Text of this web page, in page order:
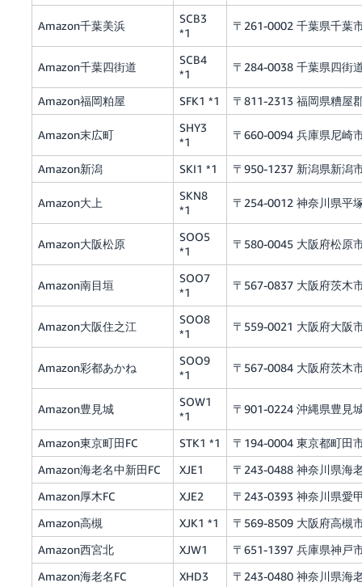
Amazon千葉美浜
SCB3
*1
〒261-0002 千葉県千葉
Amazon千葉四街道
SCB4
*1
〒284-0038 千葉県四街
Amazon福岡粕屋 SFK1 *1 〒811-2313 福岡県糟屋
Amazon末広町
SHY3
*1
〒660-0094 兵庫県尼崎
Amazon新潟 SKI1 *1 〒950-1237 新潟県新潟
Amazon大上
SKN8
*1
〒254-0012 神奈川県平
Amazon大阪松原
SOO5
*1
〒580-0045 大阪府松原
Amazon南目垣
SOO7
*1
〒567-0837 大阪府茨木
Amazon大阪住之江
SOO8
*1
〒559-0021 大阪府大阪
Amazon彩都あかね
SOO9
*1
〒567-0084 大阪府茨木
Amazon豊見城
SOW1
*1
〒901-0224 沖縄県豊見
Amazon東京町田FC STK1 *1
〒194-0004 東京都町田
Amazon海老名中新田FC
XJE1
〒243-0488 神奈川県海
Amazon厚木FC
XJE2
〒243-0393 神奈川県愛
Amazon高槻
XJK1 *1
〒569-8509 大阪府高槻
Amazon西宮北
XJW1
〒651-1397 兵庫県神戸
Amazon海老名FC
XHD3
〒243-0480 神奈川県海